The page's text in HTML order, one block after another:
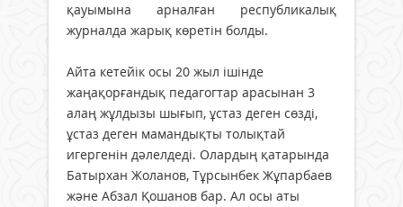
қауымына арналған республикалық
журналда жарық көретін болды.
Айта кетейік осы 20 жыл ішінде
жаңақорғандық педагогтар арасынан 3
алаң жұлдызы шығып, ұстаз деген сөзді,
ұстаз деген мамандықты толықтай
игергенін дәлелдеді. Олардың қатарында
Батырхан Жоланов, Тұрсынбек Жұпарбаев
және Абзал Қошанов бар. Ал осы аты